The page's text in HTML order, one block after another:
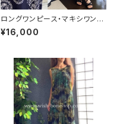
ロングワンピース・マキシワンピ
ース・サラッと軽やか春夏ワンピ
ース・ベルト付き/ネイビー＆ホ
¥16,000